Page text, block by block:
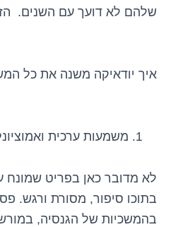
שלהם לא דועך עם השנים.
איך יודאיקה משנה את כל
משמעות ערכית
לא מדובר כאן בפריט שמונח
בתוכו סיפור, מסורת ורגש.
בהמשכיות של הגנסיה,